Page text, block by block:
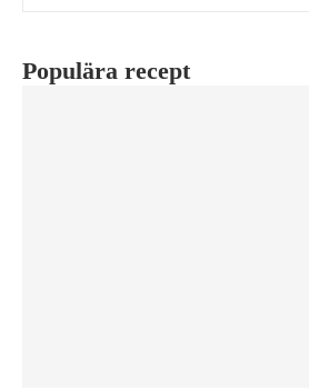
Populära recept